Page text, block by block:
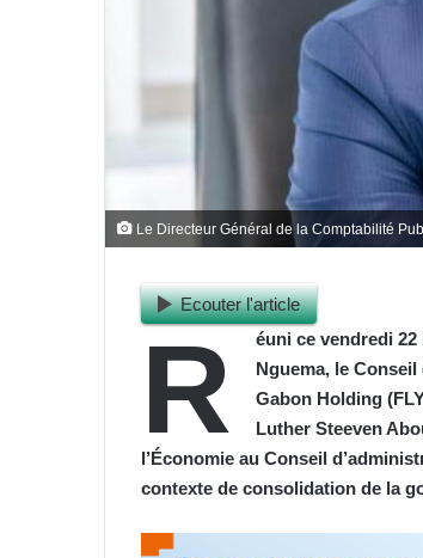
Le Directeur Général de la Comptabilité
Ecouter l'article
R
éuni ce vendredi
Nguema, le
Gabon Holding
Luther Steeven
l’Économie au Conseil
contexte de consolidation de la